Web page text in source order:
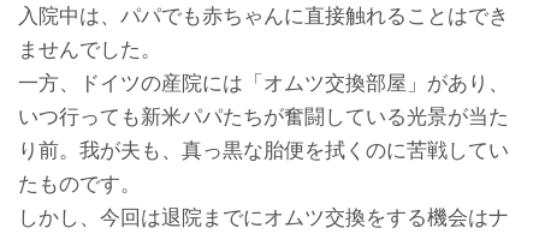
入院中は、パパでも赤ちゃんに直接触れることはでき
ませんでした。
一方、ドイツの産院には「オムツ交換部屋」があり、
いつ行っても新米パパたちが奮闘している光景が当た
り前。我が夫も、真っ黒な胎便を拭くのに苦戦してい
たものです。
しかし、今回は退院までにオムツ交換をする機会はナ